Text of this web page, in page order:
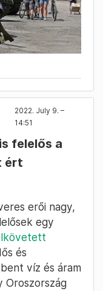
2022. July 9. –
14:51
felelős a
ért
erői nagy,
egy
és
víz és áram
Oroszország